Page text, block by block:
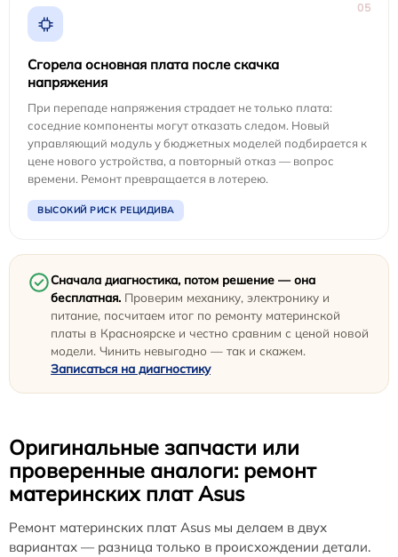
05
Сгорела основная плата после скачка
напряжения
При перепаде напряжения страдает не только плата:
соседние компоненты могут отказать следом. Новый
управляющий модуль у бюджетных моделей подбирается к
цене нового устройства, а повторный отказ — вопрос
времени. Ремонт превращается в лотерею.
ВЫСОКИЙ РИСК РЕЦИДИВА
Сначала диагностика, потом решение — она
бесплатная. Проверим механику, электронику и
питание, посчитаем итог по ремонту материнской
платы в Красноярске и честно сравним с ценой новой
модели. Чинить невыгодно — так и скажем.
Записаться на диагностику
Оригинальные запчасти или
проверенные аналоги: ремонт
материнских плат Asus
Ремонт материнских плат Asus мы делаем в двух
вариантах — разница только в происхождении детали.